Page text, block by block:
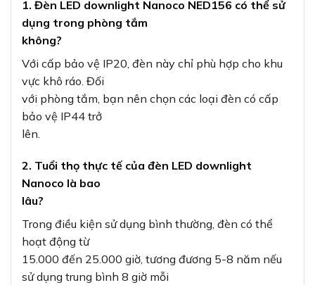
1. Đèn LED downlight Nanoco NED156 có thể sử
dụng trong phòng tắm
không?
Với cấp bảo vệ IP20, đèn này chỉ phù hợp cho khu
vực khô ráo. Đối
với phòng tắm, bạn nên chọn các loại đèn có cấp
bảo vệ IP44 trở
lên.
2. Tuổi thọ thực tế của đèn LED downlight
Nanoco là bao
lâu?
Trong điều kiện sử dụng bình thường, đèn có thể
hoạt động từ
15.000 đến 25.000 giờ, tương đương 5-8 năm nếu
sử dụng trung bình 8 giờ mỗi